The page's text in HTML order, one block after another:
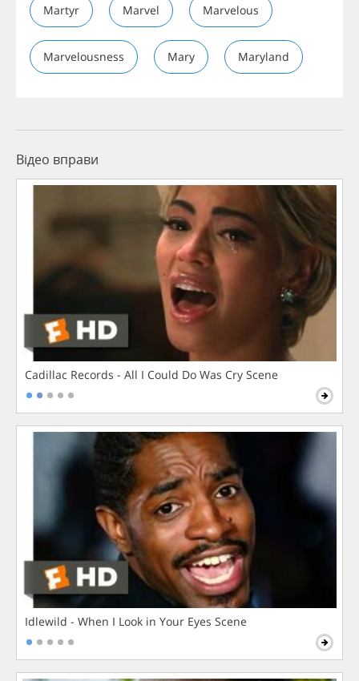
Martyr Marvel Marvelous
Marvelousness Mary Maryland
Відео вправи
Cadillac Records - All I Could Do Was Cry Scene
Idlewild - When I Look in Your Eyes Scene